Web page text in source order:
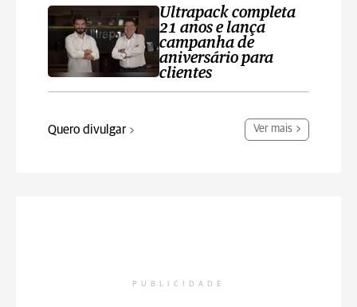
Ultrapack completa
21 anos e lança
campanha de
aniversário para
clientes
Quero divulgar Ver mais
PUBLICIDADE